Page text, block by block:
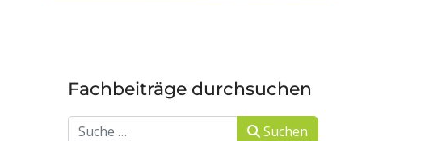
Fachbeiträge durchsuchen
Suchen Suchen